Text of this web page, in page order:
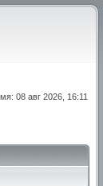
08 авг 2026, 16:11